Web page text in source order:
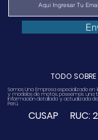
TODO
Somos Una Empresa especializado
y modelos de motos, poseemos una
información detallada y actualizada
Perú.
CUSAP RUC: